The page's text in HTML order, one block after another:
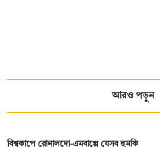
আরও পড়ুন
বিশ্বকাপে রোনালদো-এমবাপ্পে যেসব হুমকি